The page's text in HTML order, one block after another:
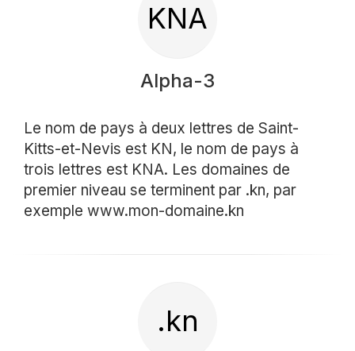
KNA
Alpha-3
Le nom de pays à deux lettres de Saint-
Kitts-et-Nevis est KN, le nom de pays à
trois lettres est KNA. Les domaines de
premier niveau se terminent par .kn, par
exemple www.mon-domaine.kn
.kn